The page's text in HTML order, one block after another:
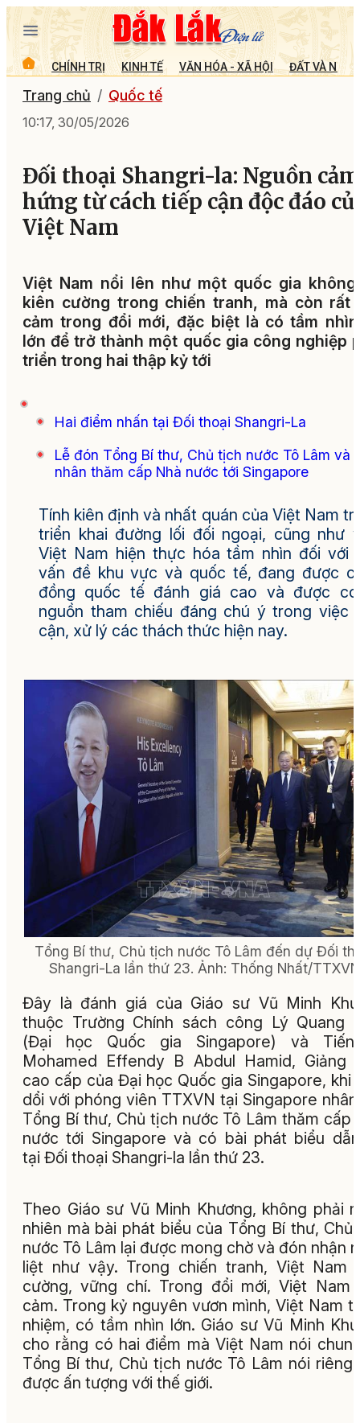
CHÍNH TRỊ KINH TẾ VĂN HÓA - XÃ HỘI ĐẤT VÀ
Trang chủ Quốc tế
10:17, 30/05/2026
Đối thoại Shangri-la: Nguồn cảm
hứng từ cách tiếp cận độc đáo
Việt Nam
Việt Nam nổi lên như một quốc gia
kiên cường trong chiến tranh, mà còn rất
cảm trong đổi mới, đặc biệt là có tầm
lớn để trở thành một quốc gia công nghiệp
triển trong hai thập kỷ tới
Hai điểm nhấn tại Đối thoại Shangri-La
Lễ đón Tổng Bí thư, Chủ tịch nước Tô Lâm và
nhân thăm cấp Nhà nước tới Singapore
Tính kiên định và nhất quán của Việt Nam
triển khai đường lối đối ngoại, cũng như
Việt Nam hiện thực hóa tầm nhìn đối với
vấn đề khu vực và quốc tế, đang được
đồng quốc tế đánh giá cao và được
nguồn tham chiếu đáng chú ý trong việc
cận, xử lý các thách thức hiện nay.
Tổng Bí thư, Chủ tịch nước Tô Lâm đến dự Đối
Shangri-La lần thứ 23. Ảnh: Thống Nhất/TTXVN
Đây là đánh giá của Giáo sư Vũ Minh
thuộc Trường Chính sách công Lý Quang
(Đại học Quốc gia Singapore) và
Mohamed Effendy B Abdul Hamid, Giảng
cao cấp của Đại học Quốc gia Singapore, khi
dổi với phóng viên TTXVN tại Singapore
Tổng Bí thư, Chủ tịch nước Tô Lâm thăm cấp
nước tới Singapore và có bài phát biểu
tại Đối thoại Shangri-la lần thứ 23.
Theo Giáo sư Vũ Minh Khương, không phải
nhiên mà bài phát biểu của Tổng Bí thư, Chủ
nước Tô Lâm lại được mong chờ và đón nhận
liệt như vậy. Trong chiến tranh, Việt Nam
cường, vững chí. Trong đổi mới, Việt Nam
cảm. Trong kỷ nguyên vươn mình, Việt Nam
nhiệm, có tầm nhìn lớn. Giáo sư Vũ Minh
cho rằng có hai điểm mà Việt Nam nói
Tổng Bí thư, Chủ tịch nước Tô Lâm nói riêng
được ấn tượng với thế giới.